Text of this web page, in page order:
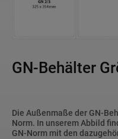
GN-Behälter
Die Außenmaße der GN-
Norm. In unserem Abbild
GN-Norm mit den